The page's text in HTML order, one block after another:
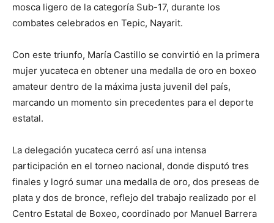
mosca ligero de la categoría Sub-17, durante los
combates celebrados en Tepic, Nayarit.
Con este triunfo, María Castillo se convirtió en la primera
mujer yucateca en obtener una medalla de oro en boxeo
amateur dentro de la máxima justa juvenil del país,
marcando un momento sin precedentes para el deporte
estatal.
La delegación yucateca cerró así una intensa
participación en el torneo nacional, donde disputó tres
finales y logró sumar una medalla de oro, dos preseas de
plata y dos de bronce, reflejo del trabajo realizado por el
Centro Estatal de Boxeo, coordinado por Manuel Barrera